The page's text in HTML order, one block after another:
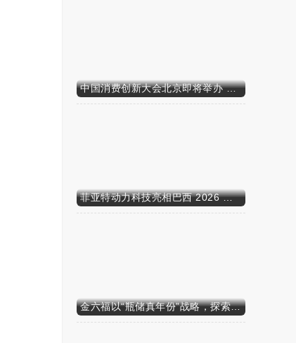
中国消费创新大会北京即将举办 携手智迈电动车引领消费新时代
菲亚特动力科技亮相巴西 2026 年农业展，动力技术提升到新高度
金六福以“瓶储真年份”战略，探索白酒行业价值新范式